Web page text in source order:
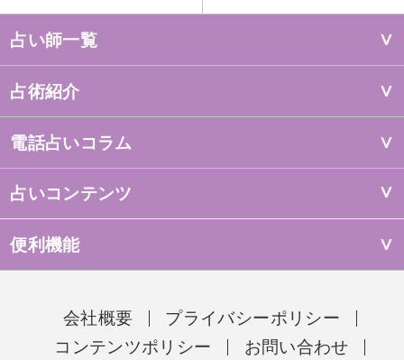
占い師一覧
占術紹介
電話占いコラム
占いコンテンツ
便利機能
会社概要
プライバシーポリシー
コンテンツポリシー
お問い合わせ